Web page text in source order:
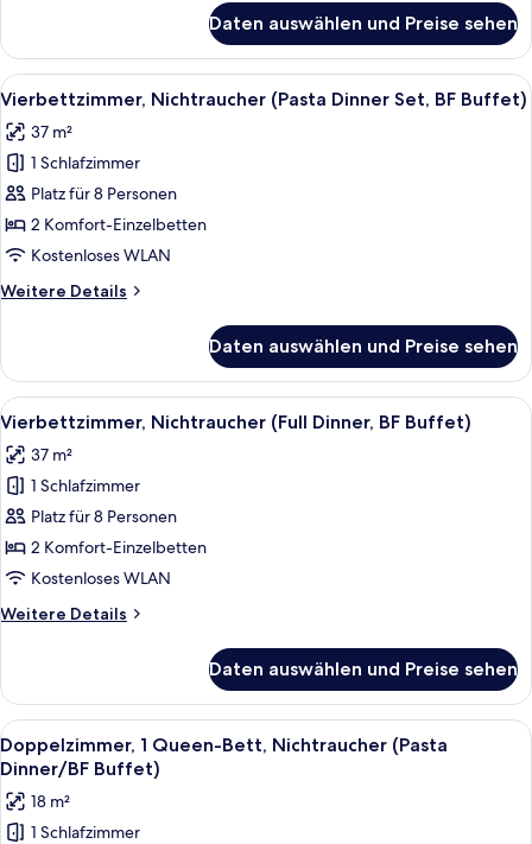
Nichtraucher
(Hollywood,
Full
BF
Buffet)
Daten auswählen und Preise sehen
Alle
Fotos
für
Vierbettzimmer,
Nichtraucher
(Pasta
Dinner
BF
Ein Hotelzimmer mit einer Couch,
7
Vierbettzimmer, Nichtraucher (Pasta Dinner Set, BF Buffet)
37 m²
1 Schlafzimmer
Platz für 8 Personen
2 Komfort-Einzelbetten
Kostenloses WLAN
Weitere Details
Weitere
Nichtraucher
(Pasta
Dinner
BF
Buffet)
Daten auswählen und Preise sehen
Alle
Fotos
für
Vierbettzimmer,
Nichtraucher
(Full
Dinner,
Buffet)
Ein Hotelzimmer mit einer Couch,
9
Vierbettzimmer, Nichtraucher (Full Dinner, BF Buffet)
37 m²
1 Schlafzimmer
Platz für 8 Personen
2 Komfort-Einzelbetten
Kostenloses WLAN
Weitere Details
Weitere
Nichtraucher
(Full
Dinner,
BF
Daten auswählen und Preise sehen
Alle
Fotos
für
Doppelzimmer,
Zwei ordentlich gefaltete Hemden
4
Doppelzimmer, 1 Queen-Bett, Nichtraucher (Pasta
Dinner/BF Buffet)
18 m²
1 Schlafzimmer